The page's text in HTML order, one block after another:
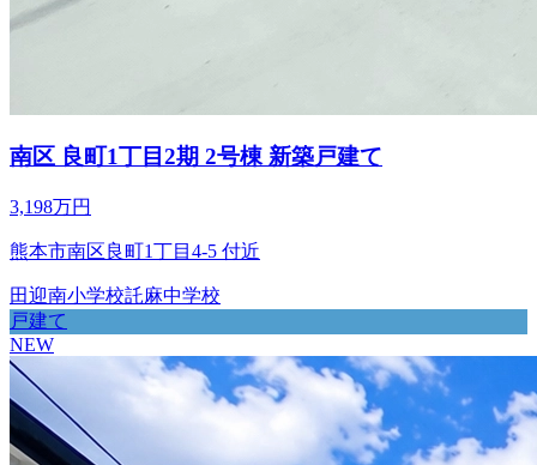
南区 良町1丁目2期 2号棟 新築戸建て
3,198万円
熊本市南区良町1丁目4-5 付近
田迎南小学校託麻中学校
戸建て
NEW